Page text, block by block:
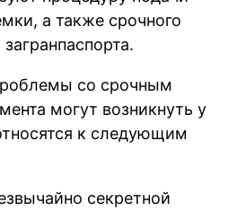
а также срочного
со срочным
могут возникнуть у
к следующим
секретной